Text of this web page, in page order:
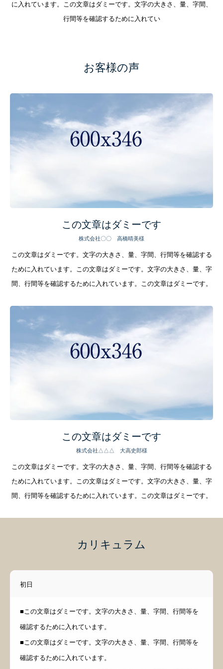
に入れています。この文章はダミーです。文字の大きさ、量、字間、
行間等を確認するために入れてい
お客様の声
この文章はダミーです
株式会社〇〇 高橋晴美様
この文章はダミーです。文字の大きさ、量、字間、行間等を確認する
ために入れています。この文章はダミーです。文字の大きさ、量、字
間、行間等を確認するために入れています。この文章はダミーです。
この文章はダミーです
株式会社△△△ 大高史郎様
この文章はダミーです。文字の大きさ、量、字間、行間等を確認する
ために入れています。この文章はダミーです。文字の大きさ、量、字
間、行間等を確認するために入れています。この文章はダミーです。
カリキュラム
初日
■この文章はダミーです。文字の大きさ、量、字間、行間等を
確認するために入れています。
■この文章はダミーです。文字の大きさ、量、字間、行間等を
確認するために入れています。
経営サポートの流れ
経営計画作成合宿
企業成長コンサルのプログラム内容
人財採用定着セミナー
人財経営支援コンサルタントBLOG